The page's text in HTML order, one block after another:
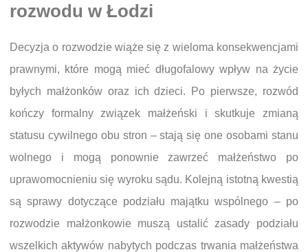
rozwodu w Łodzi
Decyzja o rozwodzie wiąże się z wieloma konsekwencjami
prawnymi, które mogą mieć długofalowy wpływ na życie
byłych małżonków oraz ich dzieci. Po pierwsze, rozwód
kończy formalny związek małżeński i skutkuje zmianą
statusu cywilnego obu stron – stają się one osobami stanu
wolnego i mogą ponownie zawrzeć małżeństwo po
uprawomocnieniu się wyroku sądu. Kolejną istotną kwestią
są sprawy dotyczące podziału majątku wspólnego – po
rozwodzie małżonkowie muszą ustalić zasady podziału
wszelkich aktywów nabytych podczas trwania małżeństwa